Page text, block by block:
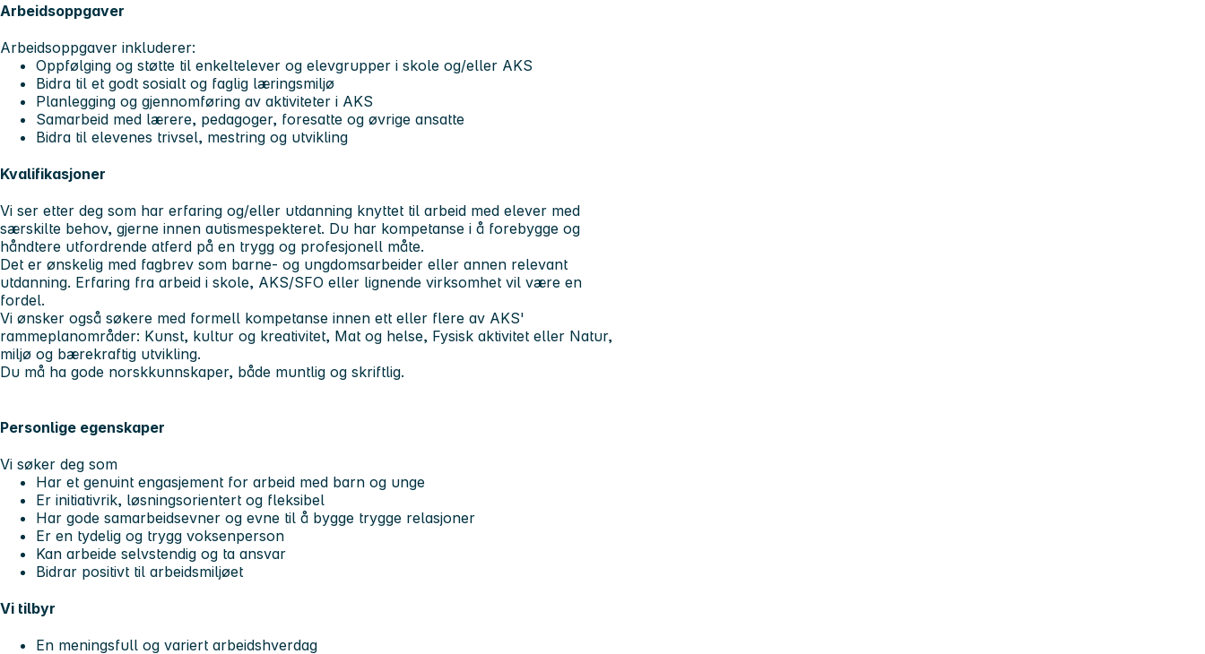
Arbeidsoppgaver
Arbeidsoppgaver inkluderer:
Oppfølging og støtte til enkeltelever og elevgrupper i skole og/eller AKS
Bidra til et godt sosialt og faglig læringsmiljø
Planlegging og gjennomføring av aktiviteter i AKS
Samarbeid med lærere, pedagoger, foresatte og øvrige ansatte
Bidra til elevenes trivsel, mestring og utvikling
Kvalifikasjoner
Vi ser etter deg som har erfaring og/eller utdanning knyttet til arbeid med elever med
særskilte behov, gjerne innen autismespekteret. Du har kompetanse i å forebygge og
håndtere utfordrende atferd på en trygg og profesjonell måte.
Det er ønskelig med fagbrev som barne- og ungdomsarbeider eller annen relevant
utdanning. Erfaring fra arbeid i skole, AKS/SFO eller lignende virksomhet vil være en
fordel.
Vi ønsker også søkere med formell kompetanse innen ett eller flere av AKS'
rammeplanområder: Kunst, kultur og kreativitet, Mat og helse, Fysisk aktivitet eller Natur,
miljø og bærekraftig utvikling.
Du må ha gode norskkunnskaper, både muntlig og skriftlig.
Personlige egenskaper
Vi søker deg som
Har et genuint engasjement for arbeid med barn og unge
Er initiativrik, løsningsorientert og fleksibel
Har gode samarbeidsevner og evne til å bygge trygge relasjoner
Er en tydelig og trygg voksenperson
Kan arbeide selvstendig og ta ansvar
Bidrar positivt til arbeidsmiljøet
Vi tilbyr
En meningsfull og variert arbeidshverdag